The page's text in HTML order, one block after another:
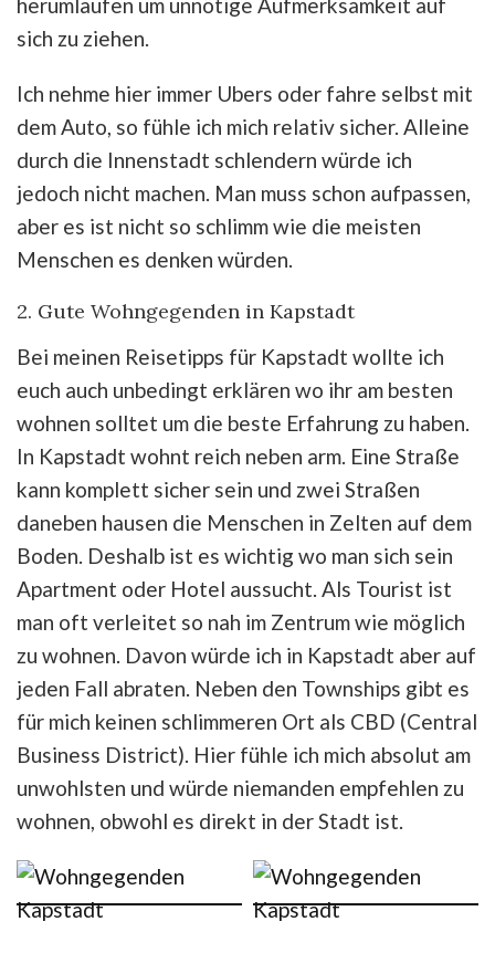
herumlaufen um unnötige Aufmerksamkeit auf
sich zu ziehen.
Ich nehme hier immer Ubers oder fahre selbst mit
dem Auto, so fühle ich mich relativ sicher. Alleine
durch die Innenstadt schlendern würde ich
jedoch nicht machen. Man muss schon aufpassen,
aber es ist nicht so schlimm wie die meisten
Menschen es denken würden.
2. Gute Wohngegenden in Kapstadt
Bei meinen Reisetipps für Kapstadt wollte ich
euch auch unbedingt erklären wo ihr am besten
wohnen solltet um die beste Erfahrung zu haben.
In Kapstadt wohnt reich neben arm. Eine Straße
kann komplett sicher sein und zwei Straßen
daneben hausen die Menschen in Zelten auf dem
Boden. Deshalb ist es wichtig wo man sich sein
Apartment oder Hotel aussucht. Als Tourist ist
man oft verleitet so nah im Zentrum wie möglich
zu wohnen. Davon würde ich in Kapstadt aber auf
jeden Fall abraten. Neben den Townships gibt es
für mich keinen schlimmeren Ort als CBD (Central
Business District). Hier fühle ich mich absolut am
unwohlsten und würde niemanden empfehlen zu
wohnen, obwohl es direkt in der Stadt ist.